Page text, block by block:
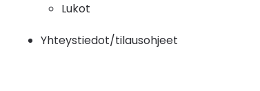
Lukot
Yhteystiedot/tilausohjeet